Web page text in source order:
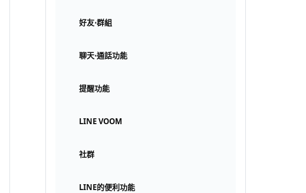
好友⋅群組
聊天⋅通話功能
提醒功能
LINE VOOM
社群
LINE的便利功能